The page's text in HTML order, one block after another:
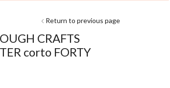
Return to previous page
CRAFTS
corto FORTY